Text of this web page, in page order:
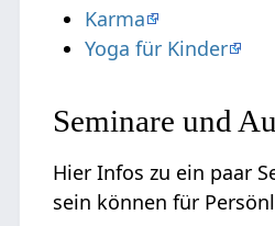
Karma
Yoga für Kinder
Seminare und
Hier Infos zu ein paar
sein können für